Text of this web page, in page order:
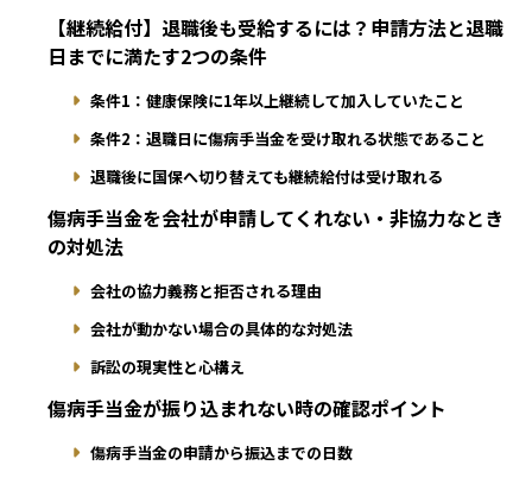
【継続給付】退職後も受給するには？申請方法と退職
日までに満たす2つの条件
条件1：健康保険に1年以上継続して加入していたこと
条件2：退職日に傷病手当金を受け取れる状態であること
退職後に国保へ切り替えても継続給付は受け取れる
傷病手当金を会社が申請してくれない・非協力なとき
の対処法
会社の協力義務と拒否される理由
会社が動かない場合の具体的な対処法
訴訟の現実性と心構え
傷病手当金が振り込まれない時の確認ポイント
傷病手当金の申請から振込までの日数